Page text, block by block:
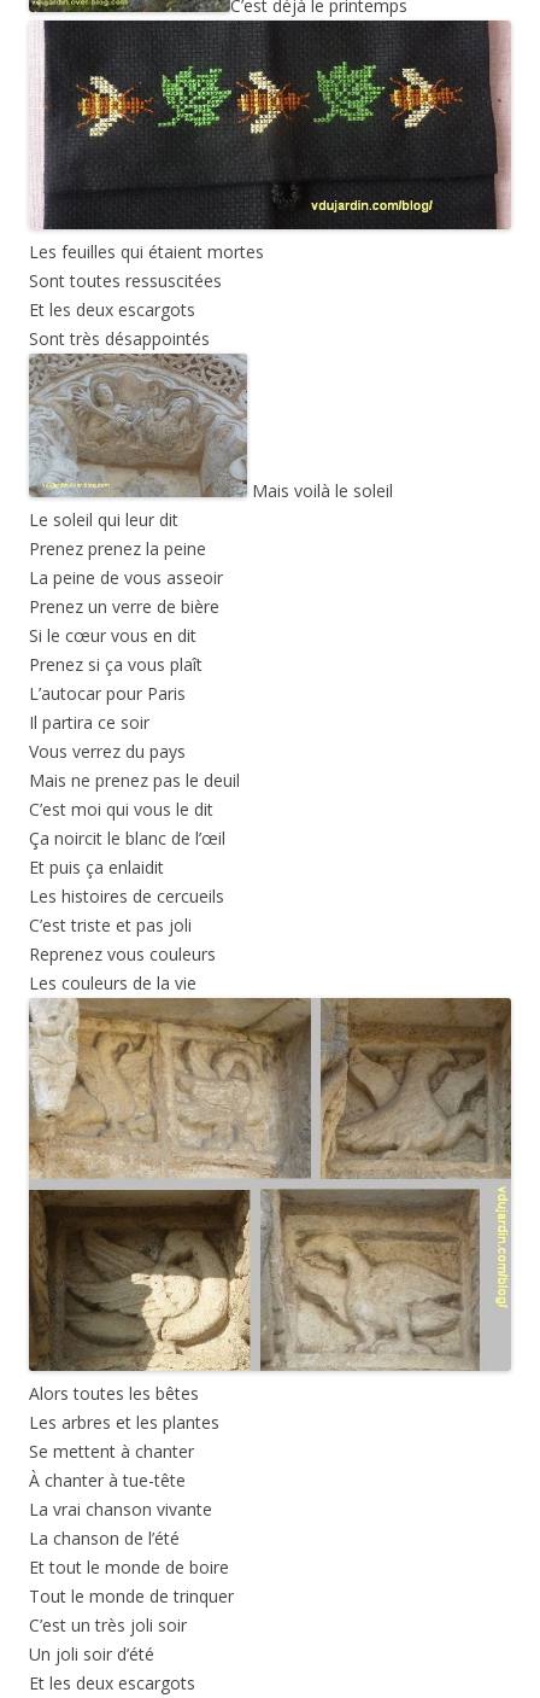
C’est déjà le printemps
Les feuilles qui étaient mortes
Sont toutes ressuscitées
Et les deux escargots
Sont très désappointés
Mais voilà le soleil
Le soleil qui leur dit
Prenez prenez la peine
La peine de vous asseoir
Prenez un verre de bière
Si le cœur vous en dit
Prenez si ça vous plaît
L’autocar pour Paris
Il partira ce soir
Vous verrez du pays
Mais ne prenez pas le deuil
C’est moi qui vous le dit
Ça noircit le blanc de l’œil
Et puis ça enlaidit
Les histoires de cercueils
C’est triste et pas joli
Reprenez vous couleurs
Les couleurs de la vie
Alors toutes les bêtes
Les arbres et les plantes
Se mettent à chanter
À chanter à tue-tête
La vrai chanson vivante
La chanson de l’été
Et tout le monde de boire
Tout le monde de trinquer
C’est un très joli soir
Un joli soir d’été
Et les deux escargots